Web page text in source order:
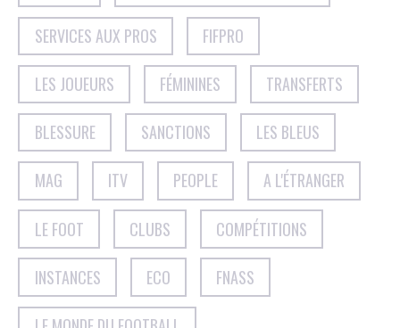
SERVICES AUX PROS FIFPRO
LES JOUEURS FÉMININES TRANSFERTS
BLESSURE SANCTIONS LES BLEUS
MAG ITV PEOPLE A L'ÉTRANGER
LE FOOT CLUBS COMPÉTITIONS
INSTANCES ECO FNASS